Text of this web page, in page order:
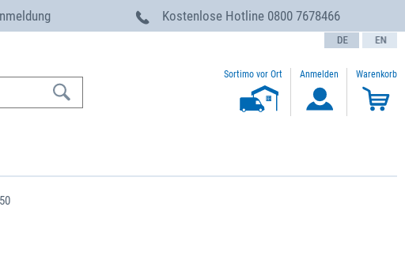
Kostenlose Hotline 0800 7678466
text.language
Sortimo vor Ort Anmelden Warenkorb